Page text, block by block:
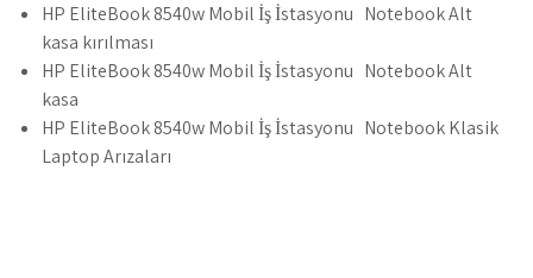
HP EliteBook 8540w Mobil İş İstasyonu Notebook Alt
kasa kırılması
HP EliteBook 8540w Mobil İş İstasyonu Notebook Alt
kasa
HP EliteBook 8540w Mobil İş İstasyonu Notebook Klasik
Laptop Arızaları